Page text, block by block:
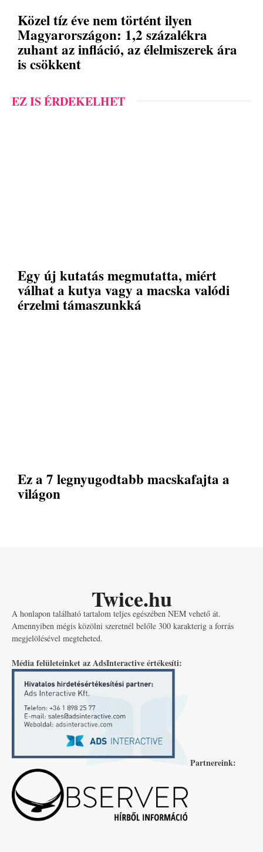
Közel tíz éve nem történt ilyen
Magyarországon: 1,2 százalékra
zuhant az infláció, az élelmiszerek ára
is csökkent
EZ IS ÉRDEKELHET
Egy új kutatás megmutatta, miért
válhat a kutya vagy a macska valódi
érzelmi támaszunkká
Ez a 7 legnyugodtabb macskafajta a
világon
Twice.hu
A honlapon található tartalom teljes egészében NEM vehető át.
Amennyiben mégis közölni szeretnél belőle 300 karakterig a forrás
megjelölésével megteheted.
Média felületeinket az AdsInteractive értékesíti:
Partnereink: